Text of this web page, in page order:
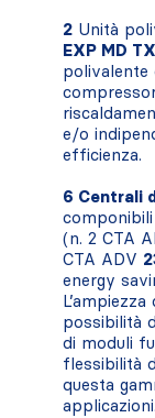
2Unità
EXP MD
polivalente
e/o
efficienza.
6 Centrali
componibili
(n. 2 CTA
CTA ADV
energy
possibilità
di moduli
flessibilità
questa
applicazioni.